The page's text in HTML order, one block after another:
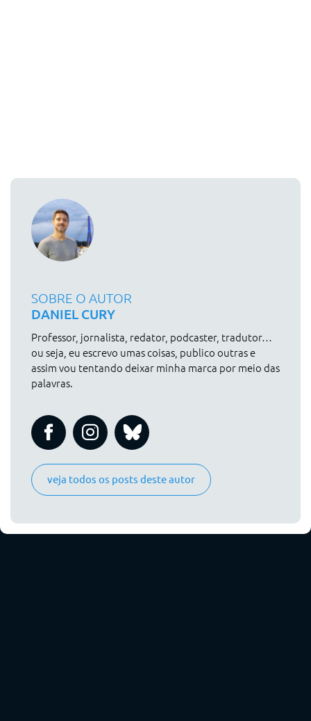
SOBRE O AUTOR
DANIEL CURY
Professor, jornalista, redator, podcaster, tradutor…
ou seja, eu escrevo umas coisas, publico outras e
assim vou tentando deixar minha marca por meio das
palavras.
veja todos os posts deste autor